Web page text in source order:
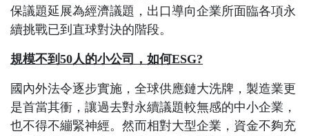
保議題延展為經濟議題，出口導向企業所面臨各項永
續挑戰已到直球對決的階段。
規模不到50人的小公司，如何ESG?
國內外法令逐步實施，全球供應鏈大洗牌，製造業更
是首當其衝，讓過去對永續議題較無感的中小企業，
也不得不繃緊神經。然而相對大型企業，資金不夠充